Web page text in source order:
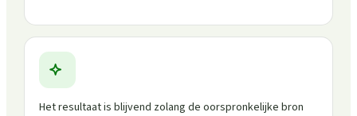
Het resultaat is blijvend zolang de oorspronkelijke bron